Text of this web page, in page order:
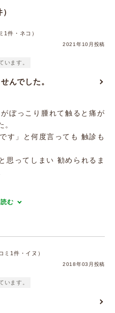
1件・ネコ）
2021年10月投稿
います。
んでした。
ぼっこり腫れて触ると痛が
す」と何度言っても 触診も
思ってしまい 勧められるま
む
ミ1件・イヌ）
2018年03月投稿
います。